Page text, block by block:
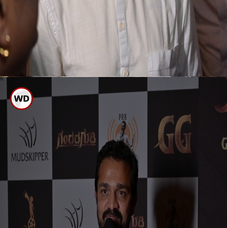
ಗಂಧದ ಗುಡಿ ಪ್ರೀಮಿಯರ್ ಶೋಗೆ
ಬಂದ ಸ್ಟಾರ್ ಗಳು
ಪುನೀತ್ ರಾಜ್ ಕುಮಾರ್ ಅವರ ಗಂಧದ ಗುಡಿ
ಪ್ರೀಮಿಯರ್ ಶೋಗೆ ಸ್ಯಾಂಡಲ್ ವುಡ್ ನ ಅನೇಕ
ಸ್ಟಾರ್ ಗಳು ಬಂದು ಚಿತ್ರ ವೀಕ್ಷಿಸಿದ್ದಾರೆ.
ಬಂದ ಸ್ಟಾರ್ ಗಳು